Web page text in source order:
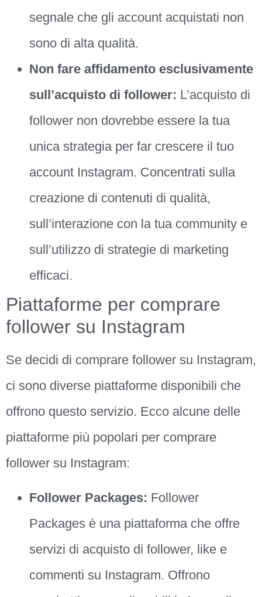
segnale che gli account acquistati non
sono di alta qualità.
Non fare affidamento esclusivamente
sull’acquisto di follower: L’acquisto di
follower non dovrebbe essere la tua
unica strategia per far crescere il tuo
account Instagram. Concentrati sulla
creazione di contenuti di qualità,
sull’interazione con la tua community e
sull’utilizzo di strategie di marketing
efficaci.
Piattaforme per comprare
follower su Instagram
Se decidi di comprare follower su Instagram,
ci sono diverse piattaforme disponibili che
offrono questo servizio. Ecco alcune delle
piattaforme più popolari per comprare
follower su Instagram:
Follower Packages: Follower
Packages è una piattaforma che offre
servizi di acquisto di follower, like e
commenti su Instagram. Offrono